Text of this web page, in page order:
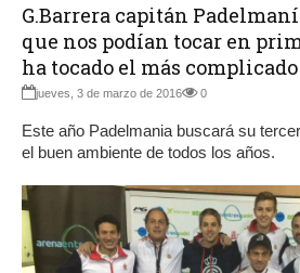
G.Barrera capitán
que nos podían tocar en
ha tocado el más
jueves, 3 de marzo de 2016 0
Este año Padelmania buscará su
el buen ambiente de todos los años.